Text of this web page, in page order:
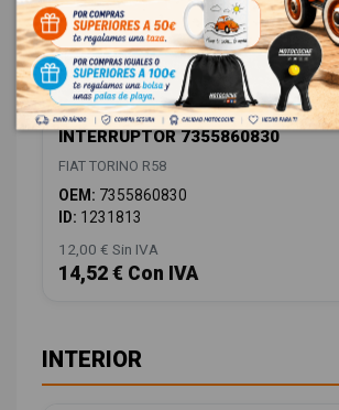
INTERRUPTOR 7355860830
FIAT TORINO R58
OEM: 7355860830
ID: 1231813
12,00 € Sin IVA
14,52 € Con IVA
INTERIOR